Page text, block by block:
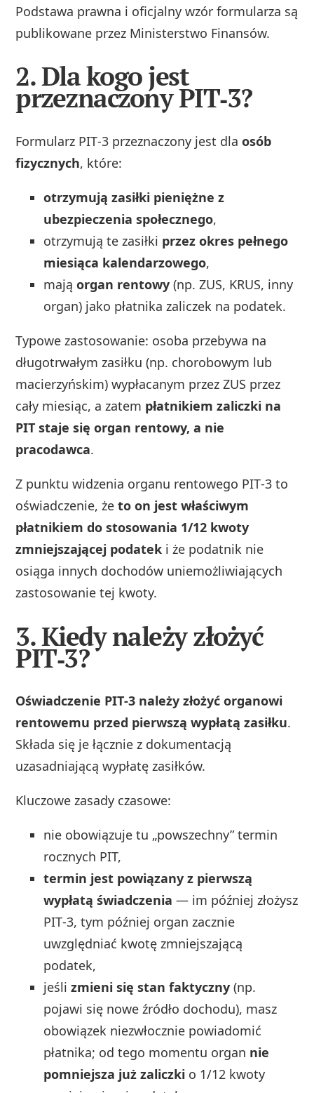
Podstawa prawna i oficjalny wzór formularza są
publikowane przez Ministerstwo Finansów.
2. Dla kogo jest
przeznaczony PIT‑3?
Formularz PIT‑3 przeznaczony jest dlaosób
fizycznych, które:
otrzymują zasiłki pieniężne z
ubezpieczenia społecznego,
otrzymują te zasiłki przez okres pełnego
miesiąca kalendarzowego,
mająorgan rentowy (np. ZUS, KRUS, inny
organ) jako płatnika zaliczek na podatek.
Typowe zastosowanie: osoba przebywa na
długotrwałym zasiłku (np. chorobowym lub
macierzyńskim) wypłacanym przez ZUS przez
cały miesiąc, a zatem płatnikiem zaliczki na
PIT staje się organ rentowy, a nie
pracodawca.
Z punktu widzenia organu rentowego PIT‑3 to
oświadczenie, żeto on jest właściwym
płatnikiem do stosowania 1/12 kwoty
zmniejszającej podatek i że podatnik nie
osiąga innych dochodów uniemożliwiających
zastosowanie tej kwoty.
3. Kiedy należy złożyć
PIT‑3?
Oświadczenie PIT‑3 należy złożyć organowi
rentowemu przed pierwszą wypłatą zasiłku.
Składa się je łącznie z dokumentacją
uzasadniającą wypłatę zasiłków.
Kluczowe zasady czasowe:
nie obowiązuje tu „powszechny” termin
rocznych PIT,
termin jest powiązany z pierwszą
wypłatą świadczenia — im później złożysz
PIT‑3, tym później organ zacznie
uwzględniać kwotę zmniejszającą
podatek,
jeślizmieni się stan faktyczny (np.
pojawi się nowe źródło dochodu), masz
obowiązek niezwłocznie powiadomić
płatnika; od tego momentu organ nie
pomniejsza już zaliczki o 1/12 kwoty